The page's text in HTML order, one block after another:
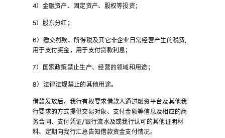
4）金融资产、固定资产、股权等投资；
5）股东分红；
6）缴交罚款、所得税及其它非企业日常经营产生的税费,
用于支付奖金，用于支付贷款利息；
7）国家政策禁止生产、经营的领域和用途；
8）法律法规禁止的其他用途。
借款发放后，我行有权要求借款人通过融资平台及其他我
行要求的方式提供交易对象、支付金额等信息及相应的商
务合同、支付凭证/银行流水及或我行认可的其他证明材
料、定期向我行汇总告知借款资金支付情况。